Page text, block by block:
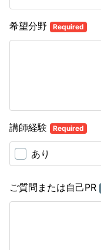
希望分野 Required
講師経験 Required
あり
ご質問または自己PR